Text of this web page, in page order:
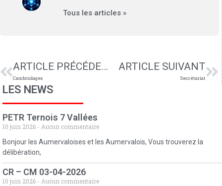
Tous les articles »
ARTICLE PRÉCÉDENT
Cambriolages
ARTICLE SUIVANT
Secrétariat
LES NEWS
PETR Ternois 7 Vallées
10 juin 2026
Aucun commentaire
Bonjour les Aumervaloises et les Aumervalois, Vous trouverez la
délibération,
CR – CM 03-04-2026
10 juin 2026
Aucun commentaire